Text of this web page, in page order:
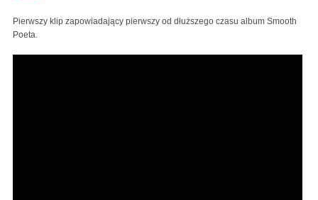
Pierwszy klip zapowiadający pierwszy od dłuższego czasu album Smooth
Poeta.